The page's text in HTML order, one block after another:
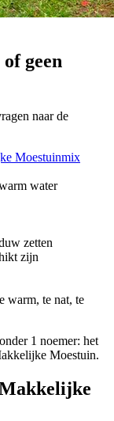
geen
naar de
Moestuinmix
water
zetten
zijn
warm, te nat, te
1 noemer: het
Moestuin.